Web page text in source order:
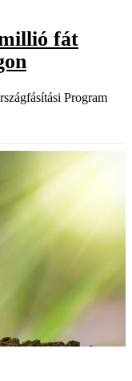
fát
Program